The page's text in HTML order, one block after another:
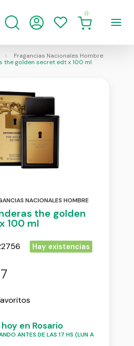
0
Fragancias Nacionales Hombre
the golden secret edt x 100 ml
NACIONALES HOMBRE
the golden
100 ml
Hay existencias
en Rosario
ANTES DE LAS 17 HS (LUN A